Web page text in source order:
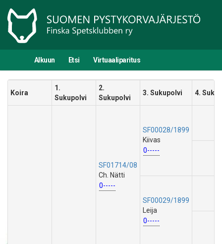
Alkuun Etsi Virtuaaliparitus
Koira
1.
Sukupolvi
2.
Sukupolvi
3. Sukupolvi 4.
SF01714/08
Ch. Nätti
0-----
SF00028/1899
Kiivas
0-----
SF00029/1899
Leija
0-----